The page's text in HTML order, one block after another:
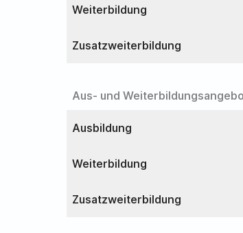
Weiterbildung
Zusatzweiterbildung
Aus- und
Ausbildung
Weiterbildung
Zusatzweiterbildung